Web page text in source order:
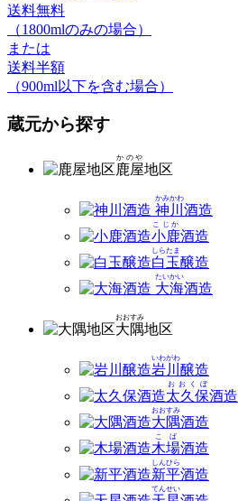
送料無料
（1800mlのみの場合）
または
送料半額
（900ml以下を含む場合）
蔵元から探す
鹿屋
かのや
地区
神川
かみかわ
酒造
小鹿
こじか
酒造
白玉
しらたま
醸造
大海
たいかい
酒造
大隅
おおすみ
地区
岩川
いわがわ
醸造
太久保
おおくぼ
酒造
大隅
おおすみ
酒造
木場
こば
酒造
新平
しんひら
酒造
てんせい